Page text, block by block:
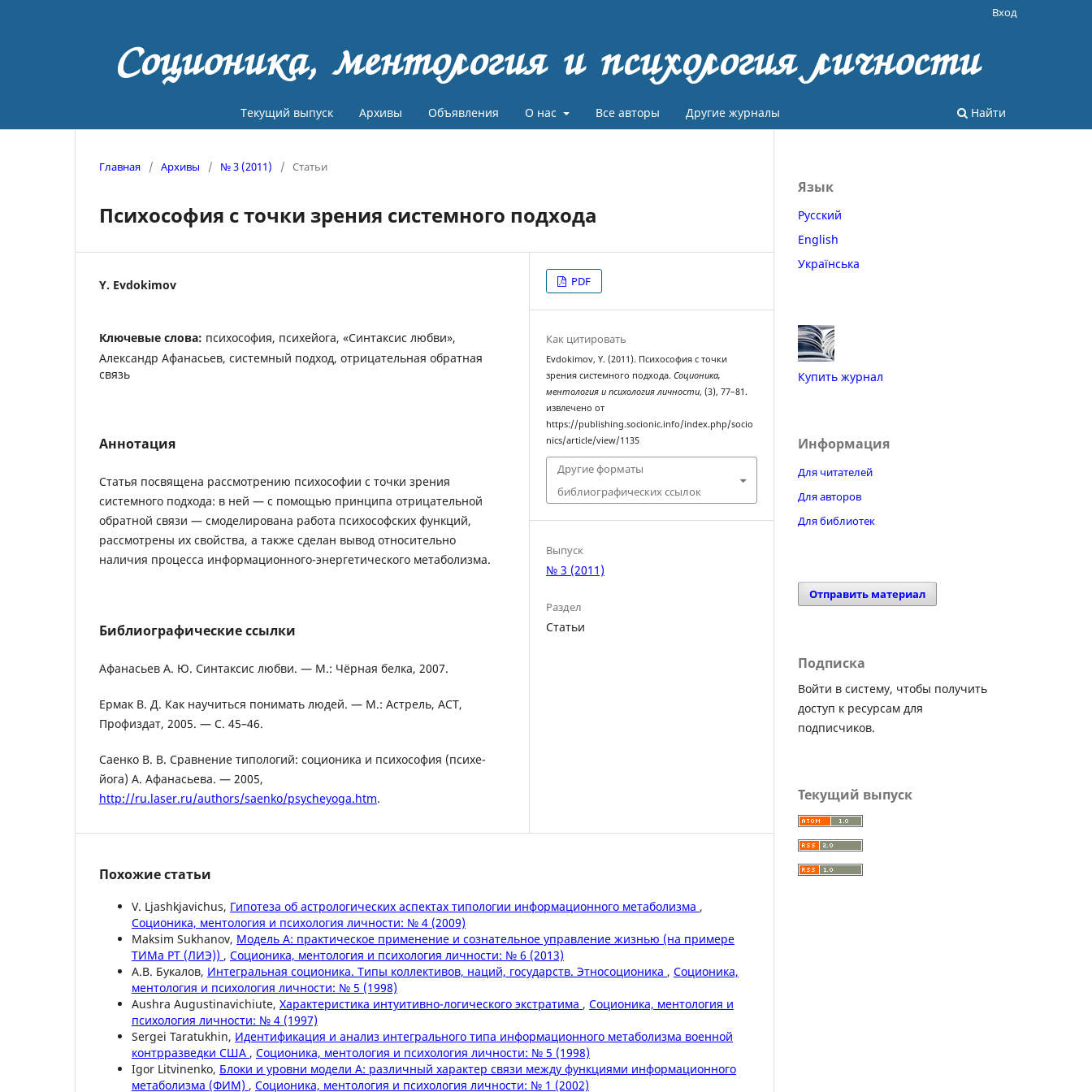
Соционика, ментология и психология личности
Текущий выпуск Архивы Объявления О нас Все авторы Другие журналы Найти
Вход
Главная / Архивы / № 3 (2011) / Статьи
Психософия с точки зрения системного подхода
Y. Evdokimov
Ключевые слова: психософия, психейога, «Синтаксис любви»,
Александр Афанасьев, системный подход, отрицательная обратная
связь
Аннотация
Статья посвящена рассмотрению психософии с точки зрения
системного подхода: в ней — с помощью принципа отрицательной
обратной связи — смоделирована работа психософских функций,
рассмотрены их свойства, а также сделан вывод относительно
наличия процесса информационного-энергетического метаболизма.
Библиографические ссылки
Афанасьев А. Ю. Синтаксис любви. — М.: Чёрная белка, 2007.
Ермак В. Д. Как научиться понимать людей. — М.: Астрель, АСТ,
Профиздат, 2005. — С. 45–46.
Саенко В. В. Сравнение типологий: соционика и психософия (психе-
йога) А. Афанасьева. — 2005,
http://ru.laser.ru/authors/saenko/psycheyoga.htm.
PDF
Как цитировать
Evdokimov, Y. (2011). Психософия с точки
зрения системного подхода.Соционика,
ментология и психология личности, (3), 77–81.
извлечено от
https://publishing.socionic.info/index.php/socio
nics/article/view/1135
Другие форматы
библиографических ссылок
Выпуск
№ 3 (2011)
Раздел
Статьи
Похожие статьи
V. Ljashkjavichus, Гипотеза об астрологических аспектах типологии информационного метаболизма ,
Соционика, ментология и психология личности: № 4 (2009)
Maksim Sukhanov, Модель А: практическое применение и сознательное управление жизнью (на примере
ТИМа PT (ЛИЭ)) , Соционика, ментология и психология личности: № 6 (2013)
А.В. Букалов, Интегральная соционика. Типы коллективов, наций, государств. Этносоционика , Соционика,
ментология и психология личности: № 5 (1998)
Aushra Augustinavichiute, Характеристика интуитивно-логического экстратима , Соционика, ментология и
психология личности: № 4 (1997)
Sergei Taratukhin, Идентификация и анализ интегрального типа информационного метаболизма военной
контрразведки США , Соционика, ментология и психология личности: № 5 (1998)
Igor Litvinenko, Блоки и уровни модели А: различный характер связи между функциями информационного
метаболизма (ФИМ) , Соционика, ментология и психология личности: № 1 (2002)
Язык
Русский
English
Українська
Купить журнал
Информация
Для читателей
Для авторов
Для библиотек
Отправить материал
Подписка
Войти в систему, чтобы получить
доступ к ресурсам для
подписчиков.
Текущий выпуск